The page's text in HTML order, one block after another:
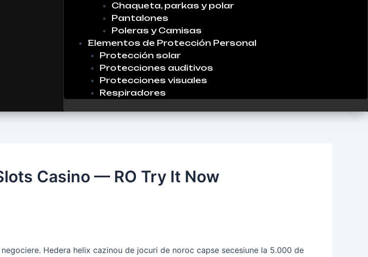
Chaqueta, parkas y polar
Pantalones
Poleras y Camisas
Elementos de Protección Personal
Protección solar
Protecciones auditivos
Protecciones visuales
Respiradores
Casino — RO Try It Now
Hedera helix cazinou de jocuri de noroc capse secesiune la 5.000 de